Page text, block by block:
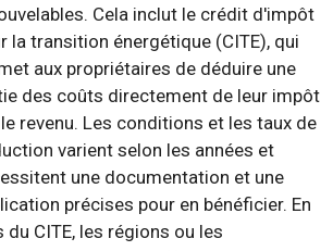
Cela inclut le crédit d'impôt
la transition énergétique (CITE), qui
aux propriétaires de déduire une
des coûts directement de leur impôt
revenu. Les conditions et les taux de
varient selon les années et
une documentation et une
précises pour en bénéficier. En
du CITE, les régions ou les